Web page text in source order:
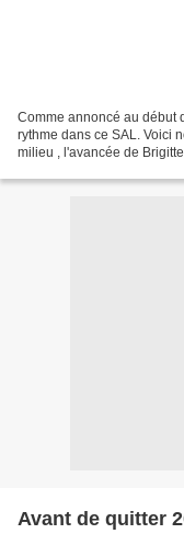
Comme annoncé au début
rythme dans ce SAL. Voici
milieu , l'avancée de
Avant de quitter